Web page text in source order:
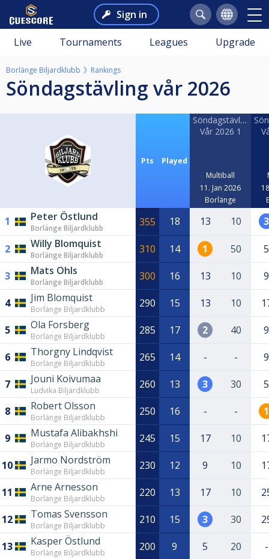
Sign in
Live Tournaments Leagues Upgrade
Borlänge Biljardklubb Rankings
Söndagstävling vår 2026
Pts Played
Söndagstävling
Vår 2026 1
Multiball
11. Jan 2026
Borlänge
1 Peter Östlund
Borlänge Biljardklubb 355 18 13 10 3
2 Willy Blomquist
Borlänge Biljardklubb 310 14 1 50 5
3 Mats Ohls
Borlänge Biljardklubb 300 16 13 10 9
4 Jim Blomquist
Borlänge Biljardklubb 290 15 13 10
5 Ola Forsberg
Borlänge Biljardklubb 285 17 2 40 9
6 Thorgny Lindqvist
Borlänge Biljardklubb 265 14 - - 9
7 Jouni Koivumaa
Ludvika Biljardklubb 260 13 3 30 5
8 Robert Olsson
Borlänge Biljardklubb 250 16 - - 1
9 Mustafa Alibakhshi
Borlänge Biljardklubb 245 15 17 10
10 Jarmo Nordström
Borlänge Biljardklubb 230 12 9 10
11 Arne Arnesson
Borlänge Biljardklubb 220 13 17 10
12 Tomas Svensson
Borlänge Biljardklubb 210 15 3 30
13 Kasper Östlund
Borlänge Biljardklubb 200 9 5 20 -